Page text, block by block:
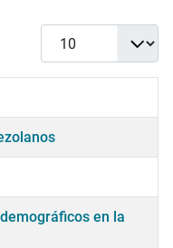
Cantidad
en la